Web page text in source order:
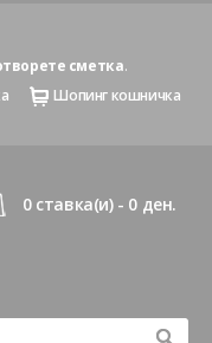
сметка.
Шопинг кошничка
0 ставка(и) - 0 ден.